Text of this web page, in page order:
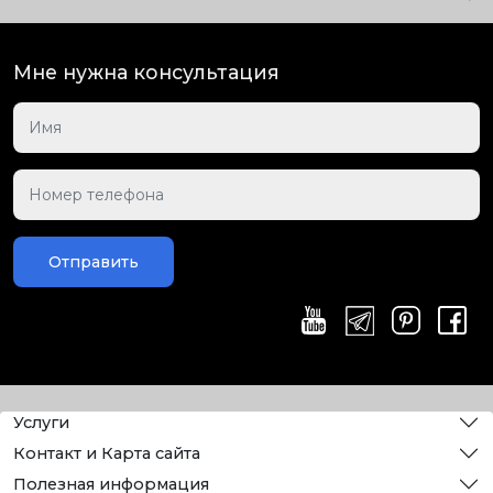
Мне нужна консультация
Отправить
Услуги
Контакт и Карта сайта
Полезная информация